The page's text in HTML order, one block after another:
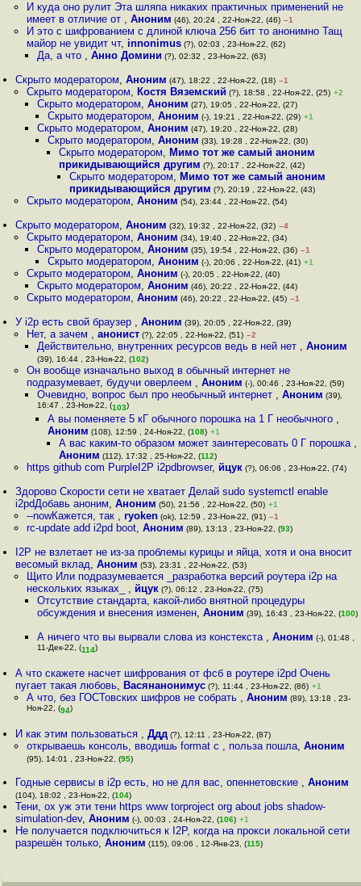
И куда оно рулит Эта шляпа никаких практичных применений не
имеет в отличие от , Аноним (46), 20:24 , 22-Ноя-22, (46) –1
И это с шифрованием с длиной ключа 256 бит то анонимно Тащ
майор не увидит чт, innonimus(?), 02:03 , 23-Ноя-22, (62)
Да, а что , Анно Домини (?), 02:32 , 23-Ноя-22, (63)
Скрыто модератором,Аноним (47), 18:22 , 22-Ноя-22, (18) –1
Скрыто модератором, Костя Вяземский (?), 18:58 , 22-Ноя-22, (25) +2
Скрыто модератором, Аноним (27), 19:05 , 22-Ноя-22, (27)
Скрыто модератором,Аноним (-), 19:21 , 22-Ноя-22, (29) +1
Скрыто модератором, Аноним (47), 19:20 , 22-Ноя-22, (28)
Скрыто модератором,Аноним (33), 19:28 , 22-Ноя-22, (30)
Скрыто модератором, Мимо тот же самый аноним
прикидывающийся другим (?), 20:17 , 22-Ноя-22, (42)
Скрыто модератором, Мимо тот же самый аноним
прикидывающийся другим (?), 20:19 , 22-Ноя-22, (43)
Скрыто модератором, Аноним (54), 23:44 , 22-Ноя-22, (54)
Скрыто модератором,Аноним (32), 19:32 , 22-Ноя-22, (32) –4
Скрыто модератором, Аноним (34), 19:40 , 22-Ноя-22, (34)
Скрыто модератором, Аноним (35), 19:54 , 22-Ноя-22, (36) –1
Скрыто модератором,Аноним (-), 20:06 , 22-Ноя-22, (41) +1
Скрыто модератором, Аноним (-), 20:05 , 22-Ноя-22, (40)
Скрыто модератором, Аноним (46), 20:22 , 22-Ноя-22, (44)
Скрыто модератором, Аноним (46), 20:22 , 22-Ноя-22, (45) –1
У i2p есть свой браузер ,Аноним (39), 20:05 , 22-Ноя-22, (39)
Нет, а зачем , анонист(?), 22:05 , 22-Ноя-22, (51) –2
Действительно, внутренних ресурсов ведь в ней нет , Аноним
(39), 16:44 , 23-Ноя-22, (102)
Он вообще изначально выход в обычный интернет не
подразумевает, будучи оверлеем , Аноним (-), 00:46 , 23-Ноя-22, (59)
Очевидно, вопрос был про необычный интернет , Аноним (39),
16:47 , 23-Ноя-22, (103)
А вы поменяете 5 кГ обычного порошка на 1 Г необычного ,
Аноним (108), 12:59 , 24-Ноя-22, (108) +1
А вас каким-то образом может заинтересовать 0 Г порошка ,
Аноним (112), 17:32 , 25-Ноя-22, (112)
https github com PurpleI2P i2pdbrowser, йцук(?), 06:06 , 23-Ноя-22, (74)
Здорово Скорости сети не хватает Делай sudo systemctl enable
i2pdДобавь аноним,Аноним (50), 21:56 , 22-Ноя-22, (50) +1
--nowКажется, так , ryoken(ok), 12:59 , 23-Ноя-22, (91) –1
rc-update add i2pd boot, Аноним (89), 13:13 , 23-Ноя-22, (93)
I2P не взлетает не из-за проблемы курицы и яйца, хотя и она вносит
весомый вклад,Аноним (53), 23:31 , 22-Ноя-22, (53)
Щито Или подразумевается _разработка версий роутера i2p на
нескольких языках_ , йцук(?), 06:12 , 23-Ноя-22, (75)
Отсутствие стандарта, какой-либо внятной процедуры
обсуждения и внесения изменен, Аноним (39), 16:43 , 23-Ноя-22, (100)
А ничего что вы вырвали слова из констекста , Аноним (-), 01:48 ,
11-Дек-22, (114)
А что скажете насчет шифрования от фсб в роутере i2pd Очень
пугает такая любовь, Васянанонимус (?), 11:44 , 23-Ноя-22, (86) +1
А что, без ГОСТовских шифров не собрать , Аноним (89), 13:18 , 23-
Ноя-22, (94)
И как этим пользоваться ,Ддд (?), 12:11 , 23-Ноя-22, (87)
открываешь консоль, вводишь format c , польза пошла, Аноним
(95), 14:01 , 23-Ноя-22, (95)
Годные сервисы в i2p есть, но не для вас, опеннетовские ,Аноним
(104), 18:02 , 23-Ноя-22, (104)
Тени, ох уж эти тени https www torproject org about jobs shadow-
simulation-dev,Аноним (-), 00:03 , 24-Ноя-22, (106) +1
Не получается подключиться к I2P, когда на прокси локальной сети
разрешён только,Аноним (115), 09:06 , 12-Янв-23, (115)